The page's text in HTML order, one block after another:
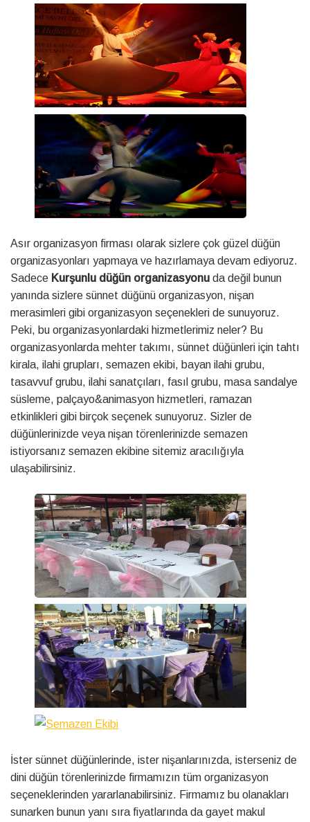
Asır organizasyon firması olarak sizlere çok güzel düğün
organizasyonları yapmaya ve hazırlamaya devam ediyoruz.
Sadece Kurşunlu düğün organizasyonu da değil bunun
yanında sizlere sünnet düğünü organizasyon, nişan
merasimleri gibi organizasyon seçenekleri de sunuyoruz.
Peki, bu organizasyonlardaki hizmetlerimiz neler? Bu
organizasyonlarda mehter takımı, sünnet düğünleri için tahtı
kirala, ilahi grupları, semazen ekibi, bayan ilahi grubu,
tasavvuf grubu, ilahi sanatçıları, fasıl grubu, masa sandalye
süsleme, palçayo&animasyon hizmetleri, ramazan
etkinlikleri gibi birçok seçenek sunuyoruz. Sizler de
düğünlerinizde veya nişan törenlerinizde semazen
istiyorsanız semazen ekibine sitemiz aracılığıyla
ulaşabilirsiniz.
İster sünnet düğünlerinde, ister nişanlarınızda, isterseniz de
dini düğün törenlerinizde firmamızın tüm organizasyon
seçeneklerinden yararlanabilirsiniz. Firmamız bu olanakları
sunarken bunun yanı sıra fiyatlarında da gayet makul